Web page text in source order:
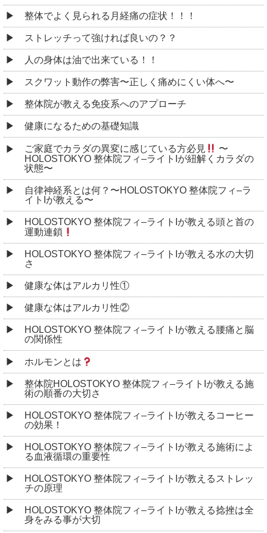
整体でよく見られる月経痛の症状！！！
ストレッチって強ければ良いの？？
人の身体は油で出来ている！！
スクワット動作の弊害〜正しく痛めにくい体へ〜
整体院が教える免疫系へのアプローチ
健康になるための基礎知識
ご家庭でカラダの異変に感じている方必見
〜
HOLOSTOKYO 整体院フィ–ライトIが紐解くカラダの
状態〜
自律神経系とは何？〜HOLOSTOKYO 整体院フィ–ラ
イトIが教える〜
HOLOSTOKYO 整体院フィ–ライトIが教える頭と首の
運動連鎖
HOLOSTOKYO 整体院フィ–ライトIが教える水の大切
さ
健康な体はアルカリ性①
健康な体はアルカリ性②
HOLOSTOKYO 整体院フィ–ライトIが教える腰痛と脳
の関係性
ホルモンとは
整体院HOLOSTOKYO 整体院フィ–ライトIが教える施
術の順番の大切さ
HOLOSTOKYO 整体院フィ–ライトIが教えるコーヒー
の効果！
HOLOSTOKYO 整体院フィ–ライトIが教える施術によ
る血液循環の重要性
HOLOSTOKYO 整体院フィ–ライトIが教えるストレッ
チの原理
HOLOSTOKYO 整体院フィ–ライトIが教える捻挫は全
身をみる事が大切